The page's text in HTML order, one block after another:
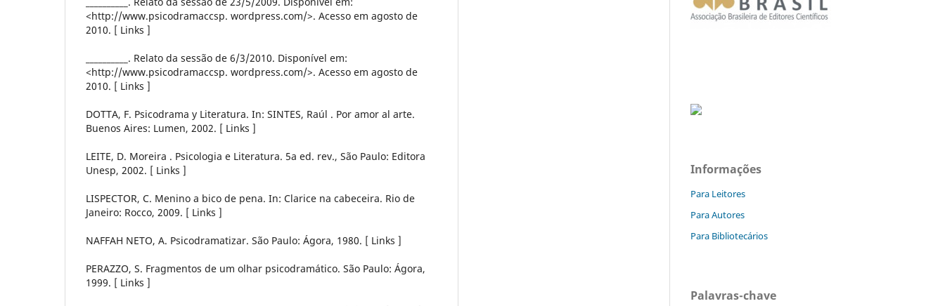
<http://www.psicodramaccsp. wordpress.com/>. Acesso em agosto de
2010. [ Links ]
__________. Relato da sessão de 6/3/2010. Disponível em:
<http://www.psicodramaccsp. wordpress.com/>. Acesso em agosto de
2010. [ Links ]
DOTTA, F. Psicodrama y Literatura. In: SINTES, Raúl . Por amor al arte.
Buenos Aires: Lumen, 2002. [ Links ]
LEITE, D. Moreira . Psicologia e Literatura. 5a ed. rev., São Paulo: Editora
Unesp, 2002. [ Links ]
LISPECTOR, C. Menino a bico de pena. In: Clarice na cabeceira. Rio de
Janeiro: Rocco, 2009. [ Links ]
NAFFAH NETO, A. Psicodramatizar. São Paulo: Ágora, 1980. [ Links ]
PERAZZO, S. Fragmentos de um olhar psicodramático. São Paulo: Ágora,
1999. [ Links ]
Informações
Para Leitores
Para Autores
Para Bibliotecários
Palavras-chave